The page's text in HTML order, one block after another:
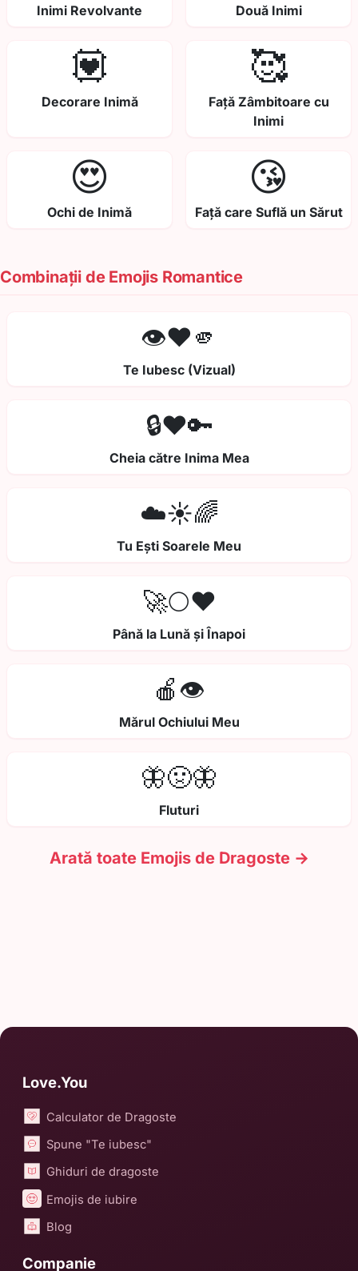
Inimi Revolvante Două Inimi
💟
Decorare Inimă
🥰
Față Zâmbitoare cu
Inimi
😍
Ochi de Inimă
😘
Față care Suflă un Sărut
Combinații de Emojis Romantice
👁️❤️🫵
Te Iubesc (Vizual)
🔒❤️🔑
Cheia către Inima Mea
☁️☀️🌈
Tu Ești Soarele Meu
🚀🌕❤️
Până la Lună și Înapoi
🍎👁️
Mărul Ochiului Meu
🦋🤢🦋
Fluturi
Arată toate Emojis de Dragoste →
Love.You
Calculator de Dragoste
Spune "Te iubesc"
Ghiduri de dragoste
Emojis de iubire
Blog
Companie